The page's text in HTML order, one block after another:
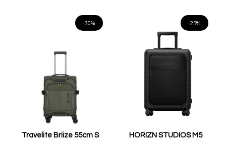
-30%
Travelite Briize 55cm S
-25%
HORIZN STUDIOS M5